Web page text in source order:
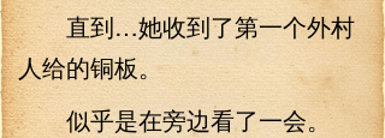
直到…她收到了第一个外村
人给的铜板。
似乎是在旁边看了一会。